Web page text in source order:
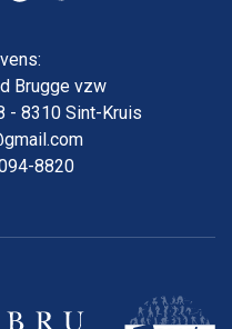
Brugge vzw
- 8310 Sint-Kruis
8820